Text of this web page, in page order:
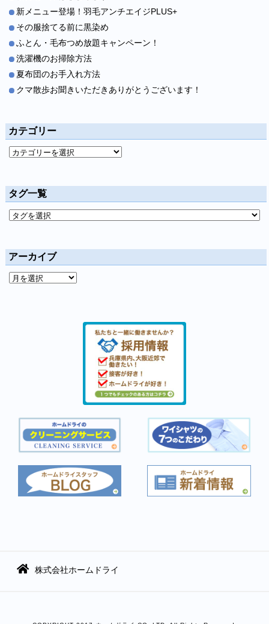
新メニュー登場！羽毛アンチエイジPLUS+
その服捨てる前に黒染め
ふとん・毛布つめ放題キャンペーン！
洗濯機のお掃除方法
夏布団のお手入れ方法
クマ散歩お聞きいただきありがとうございます！
カテゴリー
タグ一覧
アーカイブ
株式会社ホームドライ